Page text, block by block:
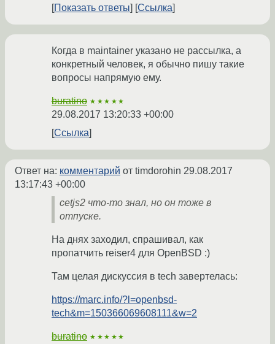
Показать ответы
Ссылка
Когда в maintainer указано не рассылка, а
конкретный человек, я обычно пишу такие
вопросы напрямую ему.
buratino ★★★★★
29.08.2017 13:20:33 +00:00
Ссылка
Ответ на: комментарий от timdorohin 29.08.2017
13:17:43 +00:00
cetjs2 что-то знал, но он тоже в
отпуске.
На днях заходил, спрашивал, как
пропатчить reiser4 для OpenBSD :)
Там целая дискуссия в tech завертелась:
https://marc.info/?l=openbsd-
tech&m=150366069608111&w=2
buratino ★★★★★